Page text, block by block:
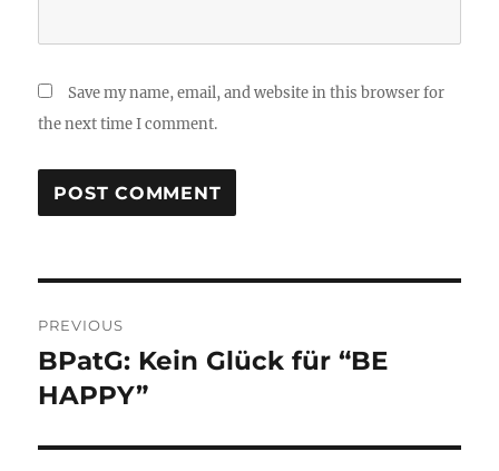
Save my name, email, and website in this browser for
the next time I comment.
navigation
PREVIOUS
Previous
post:
BPatG: Kein Glück für “BE
HAPPY”